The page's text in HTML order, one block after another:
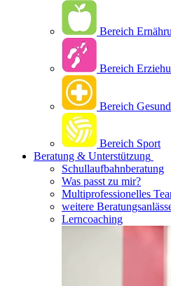
Bereich
Bereich
Bereich
Bereich Sport
Beratung & Unterstützung
Schullaufbahnberatung
Was passt zu mir?
Multipro­fessionelles
weitere
Lerncoaching